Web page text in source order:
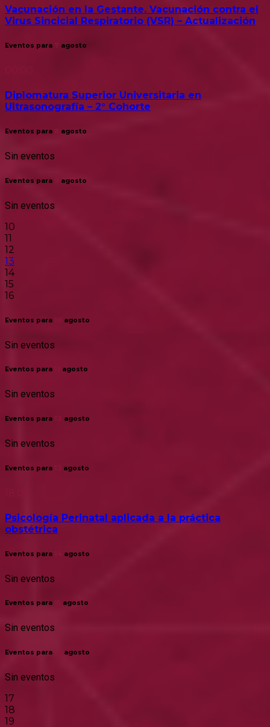
Vacunación en la Gestante. Vacunación contra el
Virus Sincicial Respiratorio (VSR) – Actualización
Eventos para 7 agosto
Diplomatura Superior Universitaria en
Ultrasonografía – 2° Cohorte
Eventos para agosto
Sin eventos
Eventos para agosto
Sin eventos
10
11
12
13
14
15
16
Eventos para agosto
Sin eventos
Eventos para agosto
Sin eventos
Eventos para agosto
Sin eventos
Eventos para agosto
Psicología Perinatal aplicada a la práctica
obstétrica
Eventos para agosto
Sin eventos
Eventos para agosto
Sin eventos
Eventos para agosto
Sin eventos
17
18
19